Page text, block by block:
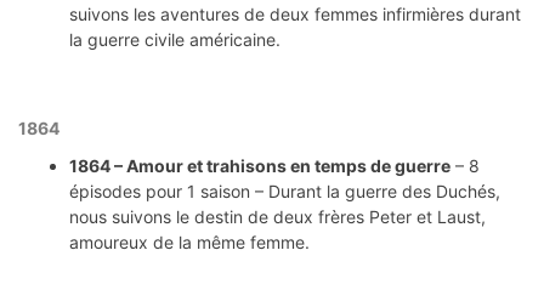
suivons les aventures de deux femmes infirmières durant
la guerre civile américaine.
1864
1864 – Amour et trahisons en temps de guerre – 8
épisodes pour 1 saison – Durant la guerre des Duchés,
nous suivons le destin de deux frères Peter et Laust,
amoureux de la même femme.